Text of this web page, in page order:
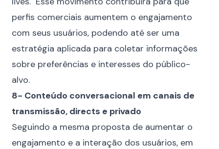
perfis comerciais aumentem o engajamento
com seus usuários, podendo até ser uma
estratégia aplicada para coletar informações
sobre preferências e interesses do público-
alvo.
8- Conteúdo conversacional em canais de
transmissão, directs e privado
Seguindo a mesma proposta de aumentar o
engajamento e a interação dos usuários, em